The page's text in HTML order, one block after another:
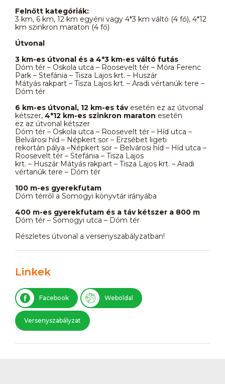
Felnőtt kategóriák:
3 km, 6 km, 12 km egyéni vagy 4*3 km váltó (4 fő), 4*12
km szinkron maraton (4 fő)
Útvonal
3 km-es útvonal és a 4*3 km-es váltó futás
Dóm tér – Oskola utca – Roosevelt tér – Móra Ferenc
Park – Stefánia – Tisza Lajos krt. – Huszár
Mátyás rakpart – Tisza Lajos krt. – Aradi vértanúk tere –
Dóm tér
6 km-es útvonal, 12 km-es távesetén ez az útvonal
kétszer, 4*12 km-es szinkron maraton esetén
ez az útvonal kétszer
Dóm tér – Oskola utca – Roosevelt tér – Híd utca –
Belvárosi híd – Népkert sor – Erzsébet ligeti
rekortán pálya –Népkert sor – Belvárosi híd – Híd utca –
Roosevelt tér – Stefánia – Tisza Lajos
krt. – Huszár Mátyás rakpart – Tisza Lajos krt. – Aradi
vértanúk tere – Dóm tér
100 m-es gyerekfutam
Dóm térről a Somogyi könyvtár irányába
400 m-es gyerekfutam és a táv kétszer a 800 m
Dóm tér – Somogyi utca – Dóm tér
Részletes útvonal a versenyszabályzatban!
Linkek
Facebook Weboldal
Versenyszabályzat